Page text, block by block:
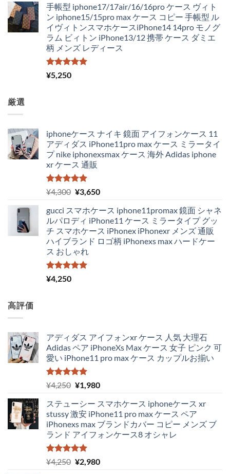
手帳型 iphone17/17air/16/16pro ケース ヴィト
ン iphone15/15pro max ケース コピー 手帳型 ル
イヴィトンスマホケースiPhone14 14pro モノグ
ラム ビィトン iPhone13/12 携帯 ケース ダミエ
柄 メンズ レディース
5段階中
5.00
¥5,250
厳選
iphoneケース ナイキ 鏡面 アイフォンケース 11
アディダス iPhone11pro max ケース ミラータイ
プ nike iphonexsmax ケース 海外 Adidas iphone
xr ケース 通販
5段階中
5.00
の評価
¥4,300 元
価
格
は
¥4,300
で
し
¥3,650現
の
価
格
は
gucci スマホケース iphone11promax 鏡面 シャネ
ルパロディ iPhone11 ケース ミラータイプ グッ
チ スマホケース iPhonex iPhonexr メンズ 通販
ハイブランド ロゴ柄 iPhonexs max ハードケー
ス おしゃれ
5段階中
5.00
¥4,250
高評価
アディダス アイフォンxr ケース 人気 大理石
Adidas ペア iPhoneXs Max ケース 女子 ピンク 可
愛い iPhone11 pro max ケース カップルお揃い
5段階中
5.00
の評価
¥4,250 元
価
格
は
¥4,250
で
し
¥1,980現
の
価
格
は
で
ステューシー スマホケース iphoneケース xr
stussy 激安 iPhone11 pro max ケース ペア
iPhonexs max ブランドカバー コピー メンズ ブ
ランド アイフォンケース8 オシャレ
5段階中
5.00
の評価
¥4,250 元
¥2,980現